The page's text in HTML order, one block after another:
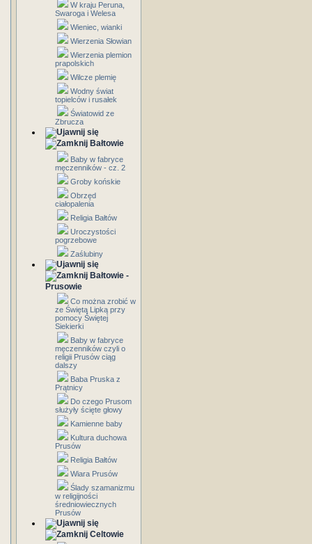
W kraju Peruna,
Swaroga i Welesa
Wieniec, wianki
Wierzenia Słowian
Wierzenia plemion
prapolskich
Wilcze plemię
Wodny świat
topielców i rusałek
Światowid ze
Zbrucza
Bałtowie
Baby w fabryce
męczenników - cz. 2
Groby końskie
Obrzęd
ciałopalenia
Religia Bałtów
Uroczystości
pogrzebowe
Zaślubiny
Bałtowie -
Prusowie
Co można zrobić w
ze Świętą Lipką przy
pomocy Świętej
Siekierki
Baby w fabryce
męczenników czyli o
religii Prusów ciąg
dalszy
Baba Pruska z
Prątnicy
Do czego Prusom
służyły ścięte głowy
Kamienne baby
Kultura duchowa
Prusów
Religia Bałtów
Wiara Prusów
Ślady szamanizmu
w religijności
średniowiecznych
Prusów
Celtowie